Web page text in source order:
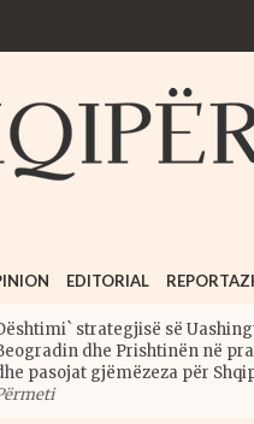
main
content
EDITORIAL
strategjisë së
dhe Prishtinën në
pasojat gjëmëzeza për